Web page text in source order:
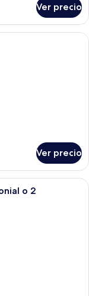
Ver precio
con una cama
Ver precio
con cama, sofá, mesa
o 2